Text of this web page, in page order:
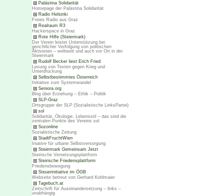
Palästina Solidarität
Homepage der Palästina Solidarität
Radio Helsinki
Freies Radio aus Graz
Realraum R3
Hackerspace in Graz
Rote Hilfe (Steiermark)
Der Verein leistet Unterstützung bei
gerichtlicher Verfolgung von politischen
Aktivisten – weltweit und auch vor Ort in der
Steiermark
Rudolf Becker liest Erich Fried
Lesung von Texten gegen Krieg und
Unterdrückung
Selbstbestimmtes Österreich
Initiative zum Systemwandel
Seniora.org
Blog über Erziehung – Ethik – Politik
SLP-Graz
Ortsgruppe der SLP (Sozialistische LinksPartei)
sol
Solidarität, Ökologie, Lebensstil – das sind die
zentralen Punkte des Vereins sol
Sozonline
Sozialistische Zeitung
StadtFruchtWien
Iniative für urbane Selbstversorgung
Steiermark Gemeinsam Jetzt
Steirische Vernetzungsplattform
Steirische Friedensplattform
Friedensbewegung
Steuerinitiative im ÖGB
Webseite betreut von Gerhard Kohlmaier
Tagebuch.at
Zeitschrift für Auseinandersetzung – links –
unabhängig